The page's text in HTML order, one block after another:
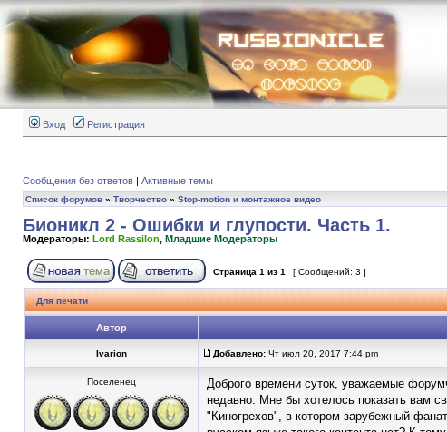
Вход Регистрация
Сообщения без ответов | Активные темы
Список форумов » Творчество » Stop-motion и монтажное видео
Бионикл 2 - Ошибки и глупости. Часть 1.
Модераторы: Lord Rassilon, Младшие Модераторы
Страница 1 из 1 [ Сообщений: 3 ]
Для печати
Автор
Ivarion Добавлено: Чт июл 20, 2017 7:44 pm
Поселенец
Доброго времени суток, уважаемые
недавно. Мне бы хотелось показать вам
"Киногрехов", в котором зарубежный